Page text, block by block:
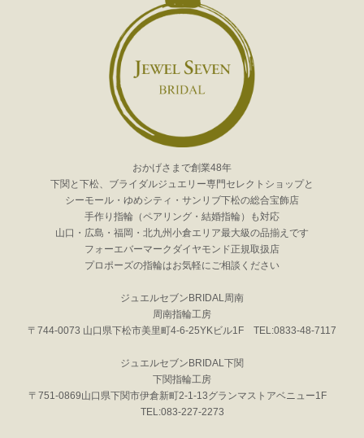
おかげさまで創業48年
下関と下松、ブライダルジュエリー専門セレクトショップと
シーモール・ゆめシティ・サンリブ下松の総合宝飾店
手作り指輪（ペアリング・結婚指輪）も対応
山口・広島・福岡・北九州小倉エリア最大級の品揃えです
フォーエバーマークダイヤモンド正規取扱店
プロポーズの指輪はお気軽にご相談ください
ジュエルセブンBRIDAL周南
周南指輪工房
〒744-0073 山口県下松市美里町4-6-25YKビル1F TEL:0833-48-7117
ジュエルセブンBRIDAL下関
下関指輪工房
〒751-0869山口県下関市伊倉新町2-1-13グランマストアベニュー1F
TEL:083-227-2273